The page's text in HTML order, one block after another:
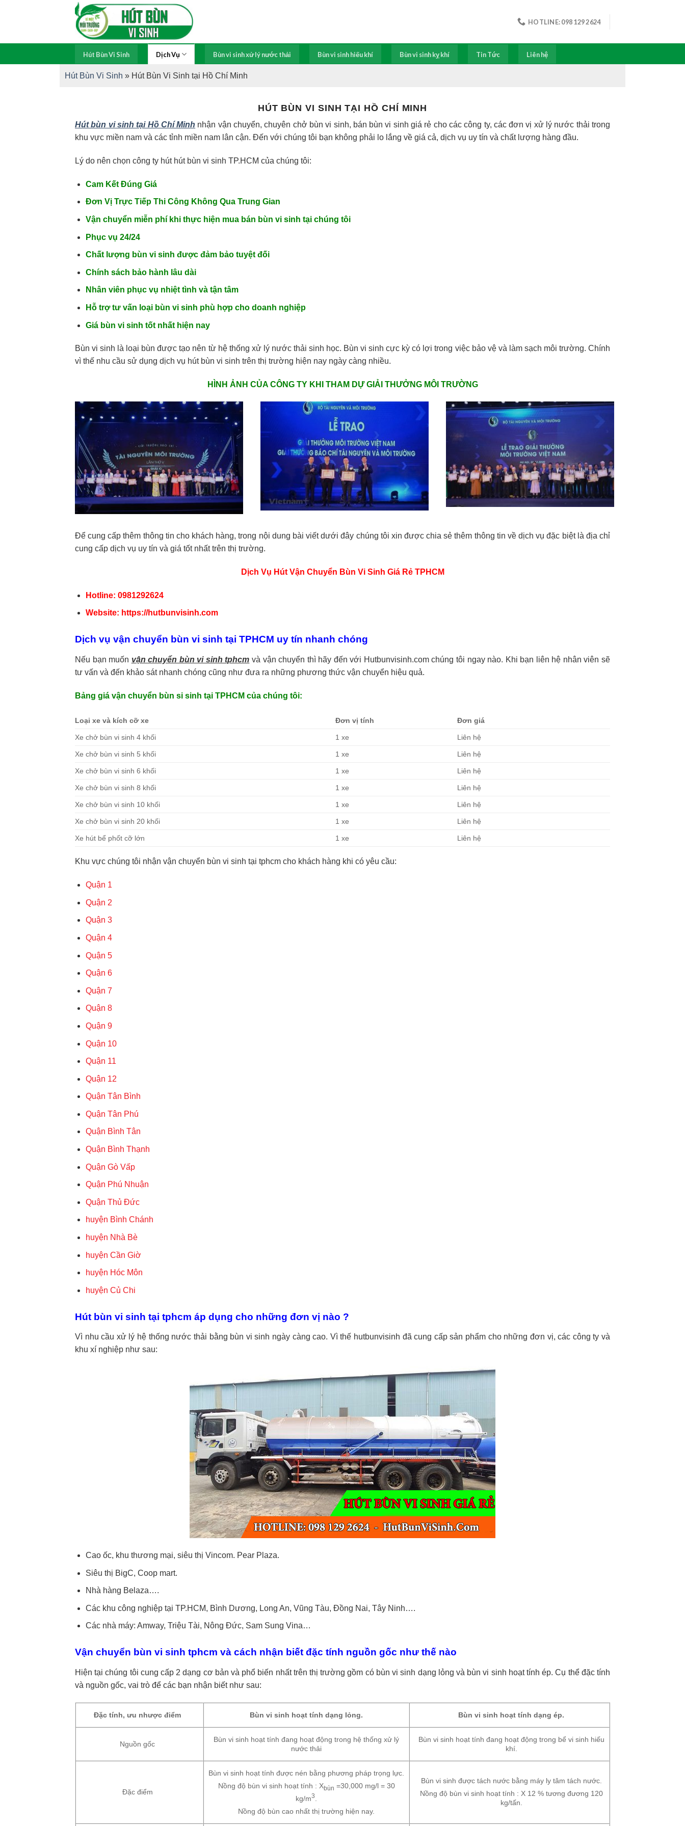
HOTLINE: 098 129 2624
Hút Bùn Vi Sinh Dịch Vụ Bùn vi sinh xử lý nước thải Bùn vi sinh hiếu khí Bùn vi sinh kỵ khí Tin Tức Liên hệ
Hút Bùn Vi Sinh » Hút Bùn Vi Sinh tại Hồ Chí Minh
HÚT BÙN VI SINH TẠI HỒ CHÍ MINH
Hút bùn vi sinh tại Hồ Chí Minh nhận vận chuyển, chuyên chở bùn vi sinh, bán bùn vi sinh giá rẻ cho các công ty, các đơn vị xử lý nước thải trong
khu vực miền nam và các tỉnh miền nam lân cận. Đến với chúng tôi bạn không phải lo lắng về giá cả, dịch vụ uy tín và chất lượng hàng đầu.
Lý do nên chọn công ty hút hút bùn vi sinh TP.HCM của chúng tôi:
Cam Kết Đúng Giá
Đơn Vị Trực Tiếp Thi Công Không Qua Trung Gian
Vận chuyển miễn phí khi thực hiện mua bán bùn vi sinh tại chúng tôi
Phục vụ 24/24
Chất lượng bùn vi sinh được đảm bảo tuyệt đối
Chính sách bảo hành lâu dài
Nhân viên phục vụ nhiệt tình và tận tâm
Hỗ trợ tư vấn loại bùn vi sinh phù hợp cho doanh nghiệp
Giá bùn vi sinh tốt nhất hiện nay
Bùn vi sinh là loại bùn được tạo nên từ hệ thống xử lý nước thải sinh học. Bùn vi sinh cực kỳ có lợi trong việc bảo vệ và làm sạch môi trường. Chính
vì thế nhu cầu sử dụng dịch vụ hút bùn vi sinh trên thị trường hiện nay ngày càng nhiều.
HÌNH ẢNH CỦA CÔNG TY KHI THAM DỰ GIẢI THƯỞNG MÔI TRƯỜNG
Để cung cấp thêm thông tin cho khách hàng, trong nội dung bài viết dưới đây chúng tôi xin được chia sẻ thêm thông tin về dịch vụ đặc biệt là địa chỉ
cung cấp dịch vụ uy tín và giá tốt nhất trên thị trường.
Dịch Vụ Hút Vận Chuyển Bùn Vi Sinh Giá Rẻ TPHCM
Hotline: 0981292624
Website: https://hutbunvisinh.com
Dịch vụ vận chuyển bùn vi sinh tại TPHCM uy tín nhanh chóng
Nếu bạn muốn vận chuyển bùn vi sinh tphcm và vận chuyển thì hãy đến với Hutbunvisinh.com chúng tôi ngay nào. Khi bạn liên hệ nhân viên sẽ
tư vấn và đến khảo sát nhanh chóng cũng như đưa ra những phương thức vận chuyển hiệu quả.
Bảng giá vận chuyển bùn si sinh tại TPHCM của chúng tôi:
Loại xe và kích cỡ xe Đơn vị tính Đơn giá
Xe chở bùn vi sinh 4 khối 1 xe Liên hệ
Xe chở bùn vi sinh 5 khối 1 xe Liên hệ
Xe chở bùn vi sinh 6 khối 1 xe Liên hệ
Xe chở bùn vi sinh 8 khối 1 xe Liên hệ
Xe chở bùn vi sinh 10 khối 1 xe Liên hệ
Xe chở bùn vi sinh 20 khối 1 xe Liên hệ
Xe hút bể phốt cỡ lớn 1 xe Liên hệ
Khu vực chúng tôi nhận vận chuyển bùn vi sinh tại tphcm cho khách hàng khi có yêu cầu:
Quận 1
Quận 2
Quận 3
Quận 4
Quận 5
Quận 6
Quận 7
Quận 8
Quận 9
Quận 10
Quận 11
Quận 12
Quận Tân Bình
Quận Tân Phú
Quận Bình Tân
Quận Bình Thạnh
Quận Gò Vấp
Quận Phú Nhuận
Quận Thủ Đức
huyện Bình Chánh
huyện Nhà Bè
huyện Cần Giờ
huyện Hóc Môn
huyện Củ Chi
Hút bùn vi sinh tại tphcm áp dụng cho những đơn vị nào ?
Vì nhu cầu xử lý hệ thống nước thải bằng bùn vi sinh ngày càng cao. Vì thế hutbunvisinh đã cung cấp sản phẩm cho những đơn vị, các công ty và
khu xí nghiệp như sau:
Cao ốc, khu thương mại, siêu thị Vincom. Pear Plaza.
Siêu thị BigC, Coop mart.
Nhà hàng Belaza….
Các khu công nghiệp tại TP.HCM, Bình Dương, Long An, Vũng Tàu, Đồng Nai, Tây Ninh….
Các nhà máy: Amway, Triệu Tài, Nông Đức, Sam Sung Vina…
Vận chuyển bùn vi sinh tphcm và cách nhận biết đặc tính nguồn gốc như thế nào
Hiện tại chúng tôi cung cấp 2 dạng cơ bản và phổ biến nhất trên thị trường gồm có bùn vi sinh dạng lỏng và bùn vi sinh hoạt tính ép. Cụ thể đặc tính
và nguồn gốc, vai trò để các bạn nhận biết như sau:
Đặc tính, ưu nhược điểm Bùn vi sinh hoạt tính dạng lỏng. Bùn vi sinh hoạt tính dạng ép.
Nguồn gốc
Bùn vi sinh hoạt tính đang hoạt động trong hệ thống xử lý
nước thải
Bùn vi sinh hoạt tính đang hoạt động trong bể vi sinh hiếu
khí.
Đặc điểm
Bùn vi sinh hoạt tính được nén bằng phương pháp trọng lực.
Nồng độ bùn vi sinh hoạt tính : Xbùn =30,000 mg/l = 30
kg/m3
Nồng độ bùn cao nhất thị trường hiện nay.
Bùn vi sinh được tách nước bằng máy ly tâm tách nước.
Nồng độ bùn vi sinh hoạt tính : X 12 % tương đương 120
kg/tấn.